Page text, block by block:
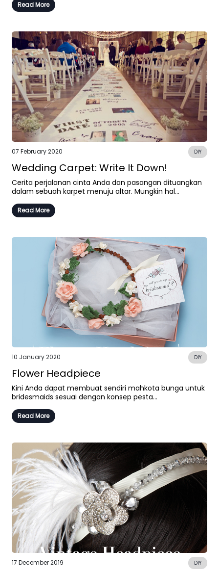
Read More
07 February 2020 DIY
Wedding Carpet: Write It Down!
Cerita perjalanan cinta Anda dan pasangan dituangkan
dalam sebuah karpet menuju altar. Mungkin hal...
Read More
10 January 2020 DIY
Flower Headpiece
Kini Anda dapat membuat sendiri mahkota bunga untuk
bridesmaids sesuai dengan konsep pesta...
Read More
17 December 2019 DIY